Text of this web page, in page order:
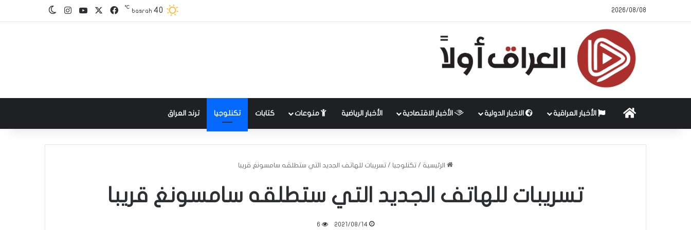
2026/08/08
basrah 40
℃ فيسبوك‫YouTube
انستقرامالوضع المظلم
الرئيسية الأخبار العراقية الاخبار الدولية الأخبار الاقتصادية الأخبار الرياضية منوعات كتابات تكنلوجيا ترند العراق
الرئيسية / تكنلوجيا / تسريبات للهاتف الجديد التي ستطلقه سامسونغ قريبا
تسريبات للهاتف الجديد التي ستطلقه سامسونغ قريبا
2021/08/14
6